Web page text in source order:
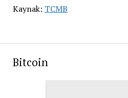
Kaynak: TCMB
Bitcoin